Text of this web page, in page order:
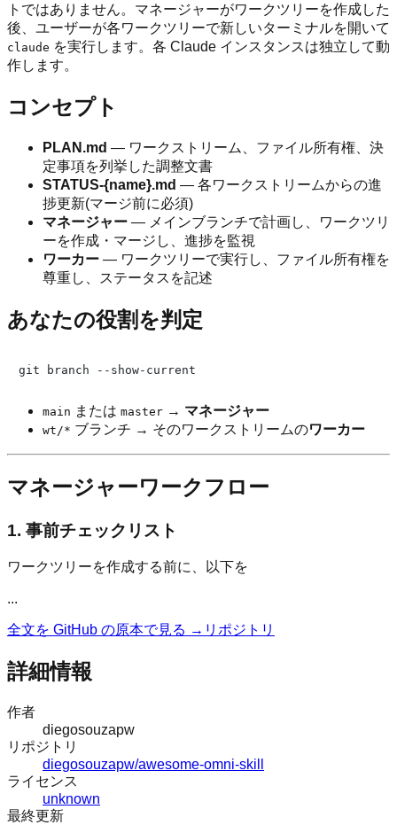
トではありません。マネージャーがワークツリーを作成した
後、ユーザーが各ワークツリーで新しいターミナルを開いて
claude を実行します。各 Claude インスタンスは独立して動
作します。
コンセプト
PLAN.md — ワークストリーム、ファイル所有権、決
定事項を列挙した調整文書
STATUS-{name}.md — 各ワークストリームからの進
捗更新(マージ前に必須)
マネージャー — メインブランチで計画し、ワークツリ
ーを作成・マージし、進捗を監視
ワーカー — ワークツリーで実行し、ファイル所有権を
尊重し、ステータスを記述
あなたの役割を判定
main または master → マネージャー
wt/* ブランチ → そのワークストリームのワーカー
マネージャーワークフロー
1. 事前チェックリスト
ワークツリーを作成する前に、以下を
...
全文を GitHub の原本で見る → リポジトリ
詳細情報
作者
diegosouzapw
リポジトリ
diegosouzapw/awesome-omni-skill
ライセンス
unknown
最終更新